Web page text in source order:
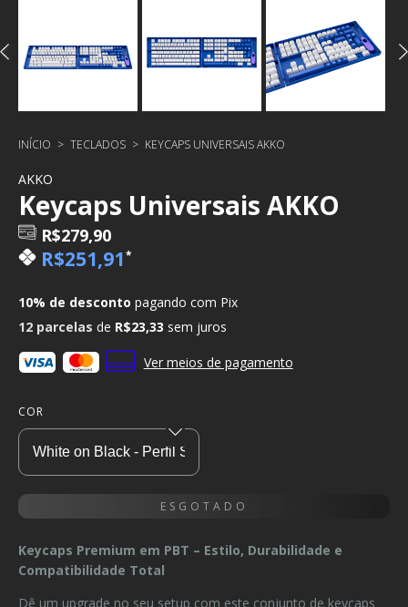
INÍCIO > TECLADOS > KEYCAPS UNIVERSAIS AKKO
AKKO
Keycaps Universais AKKO
R$279,90
R$251,91*
10% de desconto pagando com Pix
12 parcelas de R$23,33 sem juros
Ver meios de pagamento
COR
Keycaps Premium em PBT – Estilo, Durabilidade e
Compatibilidade Total
Dê um upgrade no seu setup com este conjunto de keycaps